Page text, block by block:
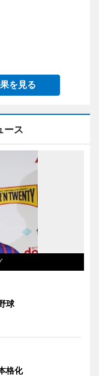
を見る
ース
球
格化